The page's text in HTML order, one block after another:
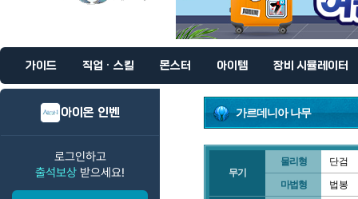
가이드 직업 · 스킬 몬스터 아이템 장비 시뮬레이터
아이온 인벤
로그인하고
출석보상 받으세요!
가르데니아 나무
무기
물리형 단검
마법형 법봉